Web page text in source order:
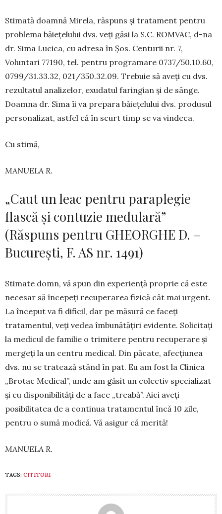
Stimată doamnă Mirela, răspuns și tratament pentru
problema băie­țelului dvs. veți găsi la S.C. ROM­VAC, d-na
dr. Sima Lucica, cu adresa în Șos. Centurii nr. 7,
Voluntari 77190, tel. pentru programare 0737/50.10.60,
0799/31.33.32, 021/350.32.09. Trebuie să aveți cu dvs.
re­zul­tatul analizelor, exudatul farin­gian și de sânge.
Doamna dr. Sima îi va prepara băiețelului dvs. produsul
personalizat, astfel că în scurt timp se va vindeca.
Cu stimă,
MANUELA R.
„Caut un leac pentru paraplegie
flască și contuzie medulară”
(Răspuns pentru GHEORGHE D. –
București, F. AS nr. 1491)
Stimate domn, vă spun din experiență proprie că este
necesar să începeți recuperarea fizică cât mai urgent.
La început va fi dificil, dar pe măsură ce faceți
tratamentul, veți vedea îmbunătățiri evi­dente. Soli­citați
la medicul de familie o trimitere pentru recu­perare și
mergeți la un centru medical. Din păcate, afecțiunea
dvs. nu se tratează stând în pat. Eu am fost la Clinica
„Brotac Medical”, unde am găsit un colectiv specializat
și cu disponibilități de a face „treabă”. Aici aveți
posibilitatea de a continua tratamentul încă 10 zile,
pentru o sumă modică. Vă asigur că merită!
MANUELA R.
TAGS: CITITORI